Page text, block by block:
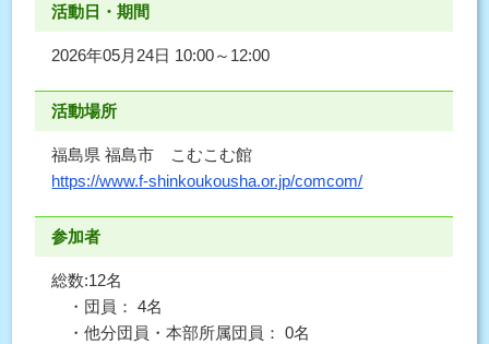
活動日・期間
2026年05月24日 10:00～12:00
活動場所
福島県 福島市 こむこむ館
https://www.f-shinkoukousha.or.jp/comcom/
参加者
総数:12名
・団員： 4名
・他分団員・本部所属団員： 0名